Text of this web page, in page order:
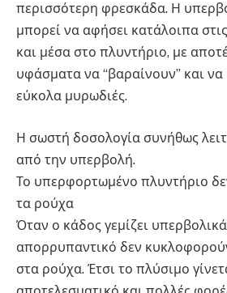
περισσότερη φρεσκάδα. Η
μπορεί να αφήσει κατάλοιπα
και μέσα στο πλυντήριο, με
υφάσματα να “βαραίνουν” και
εύκολα μυρωδιές.
Η σωστή δοσολογία συνήθως
από την υπερβολή.
Το υπερφορτωμένο πλυντήριο
τα ρούχα
Όταν ο κάδος γεμίζει
απορρυπαντικό δεν
στα ρούχα. Έτσι το πλύσιμο